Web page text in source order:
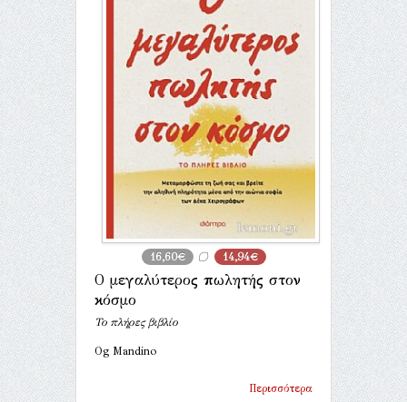
16,60€ 14,94€
Ο μεγαλύτερος πωλητής στον
κόσμο
Το πλήρες βιβλίο
Og Mandino
Περισσότερα